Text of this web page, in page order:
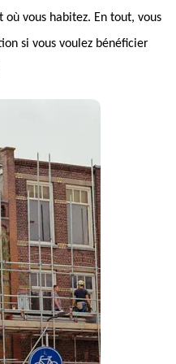
vous habitez. En tout, vous
si vous voulez bénéficier